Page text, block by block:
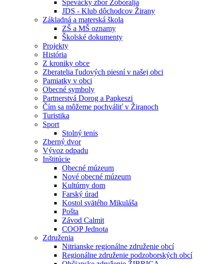
Spevácky zbor Zoboralja
JDS - Klub dôchodcov Žirany
Základná a materská škola
ZŠ a MŠ oznamy
Školské dokumenty
Projekty
História
Z kroniky obce
Zberatelia ľudových piesní v našej obci
Pamiatky v obci
Obecné symboly
Partnerstvá Dorog a Papkeszi
Čím sa môžeme pochváliť v Žiranoch
Turistika
Sport
Stolný tenis
Zberný dvor
Vývoz odpadu
Inštitúcie
Obecné múzeum
Nové obecné múzeum
Kultúrny dom
Farský úrad
Kostol svätého Mikuláša
Pošta
Závod Calmit
COOP Jednota
Združenia
Nitrianske regionálne združenie obcí
Regionálne združenie podzoborských obcí